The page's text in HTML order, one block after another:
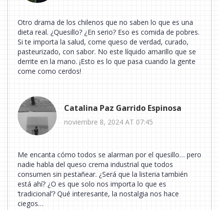
Otro drama de los chilenos que no saben lo que es una
dieta real. ¿Quesillo? ¿En serio? Eso es comida de pobres.
Si te importa la salud, come queso de verdad, curado,
pasteurizado, con sabor. No este líquido amarillo que se
derrite en la mano. ¡Esto es lo que pasa cuando la gente
come como cerdos!
Catalina Paz Garrido Espinosa
noviembre 8, 2024 AT 07:45
Me encanta cómo todos se alarman por el quesillo… pero
nadie habla del queso crema industrial que todos
consumen sin pestañear. ¿Será que la listeria también
está ahí? ¿O es que solo nos importa lo que es
‘tradicional’? Qué interesante, la nostalgia nos hace
ciegos…